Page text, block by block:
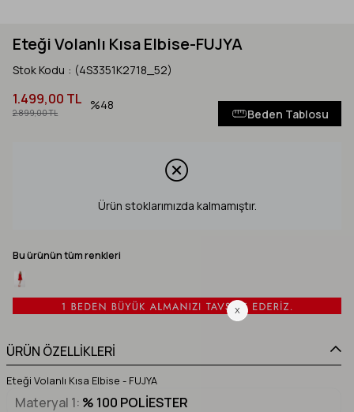
Eteği Volanlı Kısa Elbise-FUJYA
Stok Kodu (4S3351K2718_52)
2.899,00 TL
1.499,00 TL 48
Beden Tablosu
Ürün stoklarımızda kalmamıştır.
Bu ürünün tüm renkleri
ÜRÜN ÖZELLİKLERİ
Eteği Volanlı Kısa Elbise - FUJYA
Materyal 1 % 100 POLİESTER